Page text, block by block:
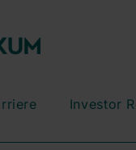
Investor